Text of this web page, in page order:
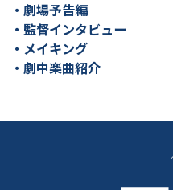
・劇場予告編
・監督インタビュー
・メイキング
・劇中楽曲紹介